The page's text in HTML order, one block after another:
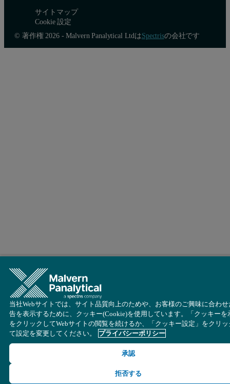
サイトマップ
Cookie 設定
© 著作権 2026 - Malvern Panalytical LtdはSpectrisの会社です
当社Webサイトでは、サイト品質向上のためや、お客様のご興味に合わせ
告を表示するために、クッキー(Cookie)を使用しています。「クッキーを
をクリックしてWebサイトの閲覧を続けるか、「クッキー設定」をクリッ
て設定を変更してください。
プライバシーポリシー
承認
拒否する